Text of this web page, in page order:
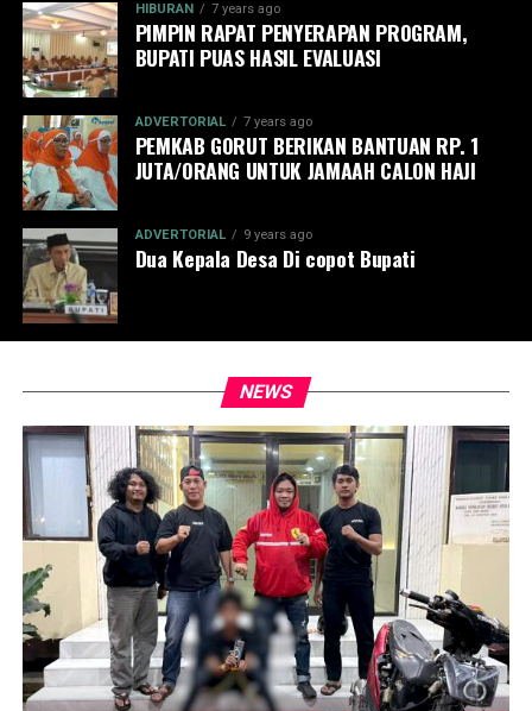
HIBURAN 7 years ago
PIMPIN RAPAT PENYERAPAN PROGRAM,
BUPATI PUAS HASIL EVALUASI
ADVERTORIAL 7 years ago
PEMKAB GORUT BERIKAN BANTUAN RP. 1
JUTA/ORANG UNTUK JAMAAH CALON HAJI
ADVERTORIAL 9 years ago
Dua Kepala Desa Di copot Bupati
NEWS